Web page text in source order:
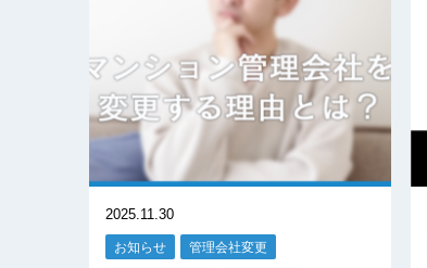
2025.11.30
お知らせ 管理会社変更